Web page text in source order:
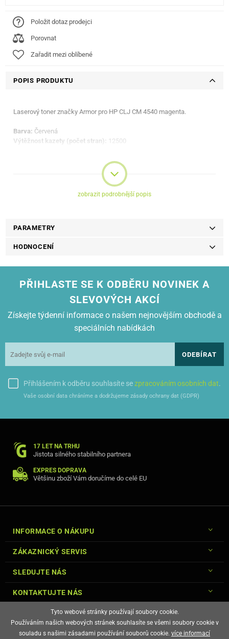
Položit dotaz prodejci
Porovnat
Zařadit mezi oblíbené
POPIS PRODUKTU
Laserový toner značky Armor pro HP CLJ CM 4540 magenta.
Barva: Červená
Výtěžnost kazety (počet stran): 12500
HP Color LaserJet Enterprise CM 4500 Series
zobrazit podrobnější popis
PARAMETRY
HODNOCENÍ
PŘIHLASTE SE K ODBĚRU NOVINEK A
SLEVOVÝCH AKCÍ
Získejte týdenní informace o našem nejnovějším obchodě a
speciálních nabídkách
ODEBÍRAT
Přihlášením k odběru souhlasíte sezpracováním osobních dat.
Vaše osobní data chráníme a dodržujeme zásady ochrany dat (GDPR)
17 LET NA TRHU
Jistota silného stabilního partnera
EXPRES DOPRAVA
Většinu zboží Vám doručíme do celé EU
INFORMACE O NÁKUPU
ZÁKAZNICKÝ SERVIS
SLEDUJTE NÁS
KONTAKTUJTE NÁS
Tyto webové stránky používají soubory cookie.
Používáním našich webových stránek souhlasíte se všemi soubory cookie v
souladu s našimi zásadami používání souborů cookie. více informací